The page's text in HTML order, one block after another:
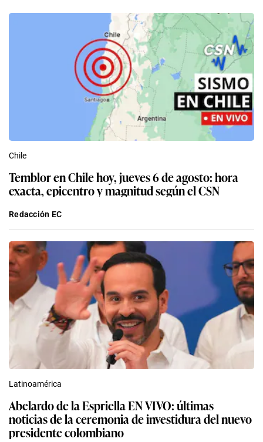
Chile
Temblor en Chile hoy, jueves 6 de agosto: hora
exacta, epicentro y magnitud según el CSN
Redacción EC
Latinoamérica
Abelardo de la Espriella EN VIVO: últimas
noticias de la ceremonia de investidura del nuevo
presidente colombiano